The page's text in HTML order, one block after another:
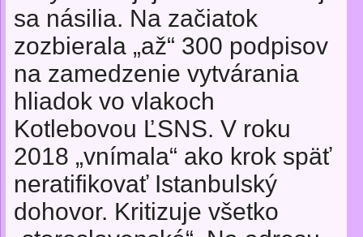
sa násilia. Na začiatok
zozbierala „až“ 300 podpisov
na zamedzenie vytvárania
hliadok vo vlakoch
Kotlebovou ĽSNS. V roku
2018 „vnímala“ ako krok späť
neratifikovať Istanbulský
dohovor. Kritizuje všetko